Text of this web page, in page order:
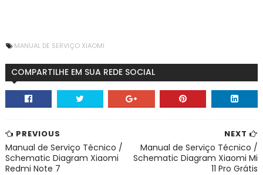
MANUAL DE SERVIÇO XIAOMI
COMPARTILHE EM SUA REDE SOCIAL
NEXT
Manual de Serviço Técnico /
Schematic Diagram Xiaomi Mi
11 Pro Grátis
PREVIOUS
Manual de Serviço Técnico /
Schematic Diagram Xiaomi
Redmi Note 7